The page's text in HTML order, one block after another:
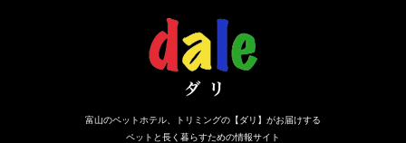
富山のペットホテル、トリミングの【ダリ】がお届けする
ペットと長く暮らすための情報サイト